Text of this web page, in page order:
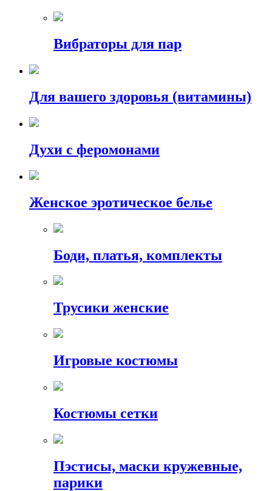
Вибраторы для пар
Для вашего здоровья (витамины)
Духи с феромонами
Женское эротическое белье
Боди, платья, комплекты
Трусики женские
Игровые костюмы
Костюмы сетки
Пэстисы, маски кружевные,
парики